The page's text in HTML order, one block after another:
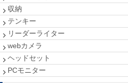
収納
テンキー
リーダーライター
webカメラ
ヘッドセット
PCモニター